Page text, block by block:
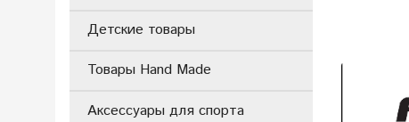
Детские товары
Товары Hand Made
Аксессуары для спорта